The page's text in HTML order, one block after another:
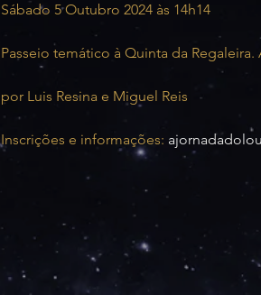
Sábado 5 Outubro 2024 às 14h14
Passeio temático à Quinta da
por Luis Resina e Miguel Reis
Inscrições e informações: